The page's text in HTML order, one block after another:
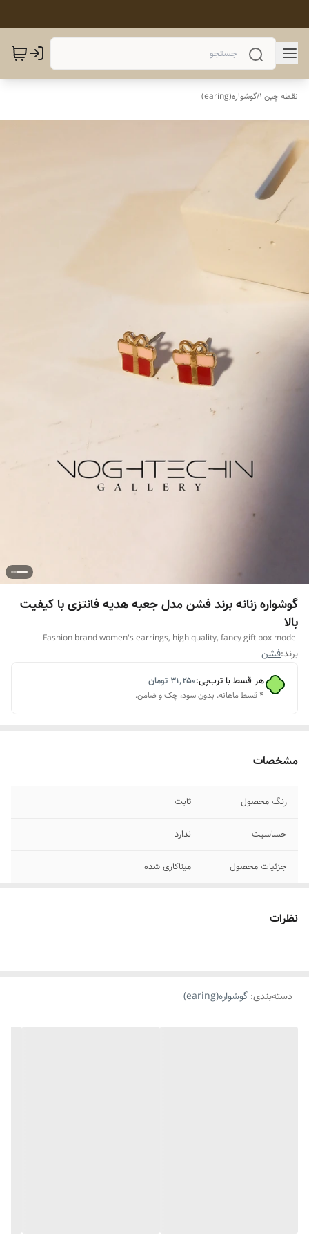
نقطه چین 1 /گوشواره(earing)
گوشواره زنانه برند فشن مدل جعبه هدیه فانتزی با کیفیت
بالا
Fashion brand women's earrings, high quality, fancy gift box model
برند:فشن
هر قسط با ترب‌پی:۳۱٬۲۵۰تومان
۴ قسط ماهانه. بدون سود، چک و ضامن.
مشخصات
رنگ محصول ثابت
حساسیت ندارد
جزئیات محصول میناکاری شده
نظرات
دسته‌بندی: گوشواره(earing)